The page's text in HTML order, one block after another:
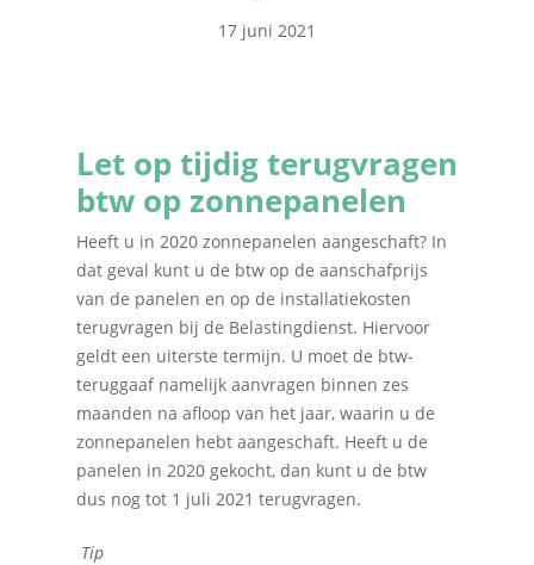
17 juni 2021
Let op tijdig terugvragen
btw op zonnepanelen
Heeft u in 2020 zonnepanelen aangeschaft? In
dat geval kunt u de btw op de aanschafprijs
van de panelen en op de installatiekosten
terugvragen bij de Belastingdienst. Hiervoor
geldt een uiterste termijn. U moet de btw-
teruggaaf namelijk aanvragen binnen zes
maanden na afloop van het jaar, waarin u de
zonnepanelen hebt aangeschaft. Heeft u de
panelen in 2020 gekocht, dan kunt u de btw
dus nog tot 1 juli 2021 terugvragen.
Tip